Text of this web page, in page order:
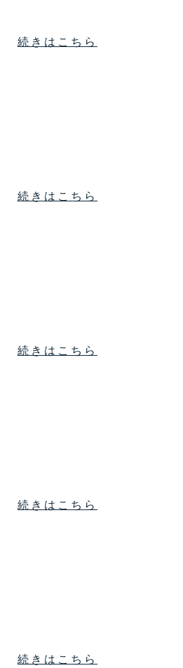
続きはこちら
続きはこちら
続きはこちら
続きはこちら
続きはこちら